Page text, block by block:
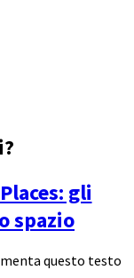
gli
spazio
questo testo